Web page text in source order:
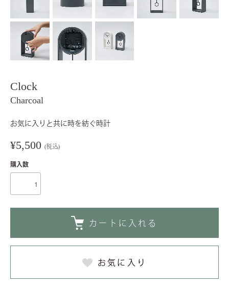
Clock
Charcoal
お気に入りと共に時を紡ぐ時計
¥5,500 (税込)
購入数
カートに入れる
お気に入り